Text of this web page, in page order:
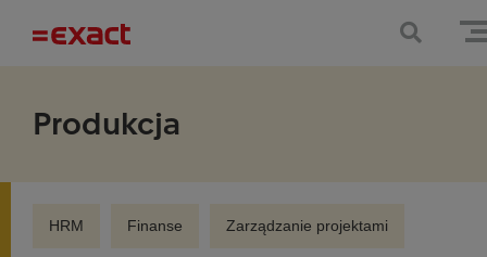
Produkcja
HRM Finanse Zarządzanie projektami